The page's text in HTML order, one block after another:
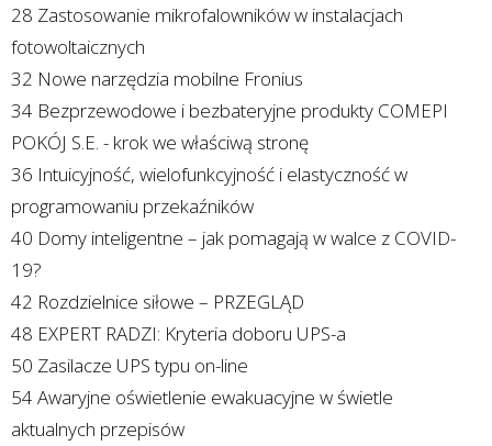
28 Zastosowanie mikrofalowników w instalacjach
fotowoltaicznych
32 Nowe narzędzia mobilne Fronius
34 Bezprzewodowe i bezbateryjne produkty COMEPI
POKÓJ S.E. - krok we właściwą stronę
36 Intuicyjność, wielofunkcyjność i elastyczność w
programowaniu przekaźników
40 Domy inteligentne – jak pomagają w walce z COVID-
19?
42 Rozdzielnice siłowe – PRZEGLĄD
48 EXPERT RADZI: Kryteria doboru UPS-a
50 Zasilacze UPS typu on-line
54 Awaryjne oświetlenie ewakuacyjne w świetle
aktualnych przepisów